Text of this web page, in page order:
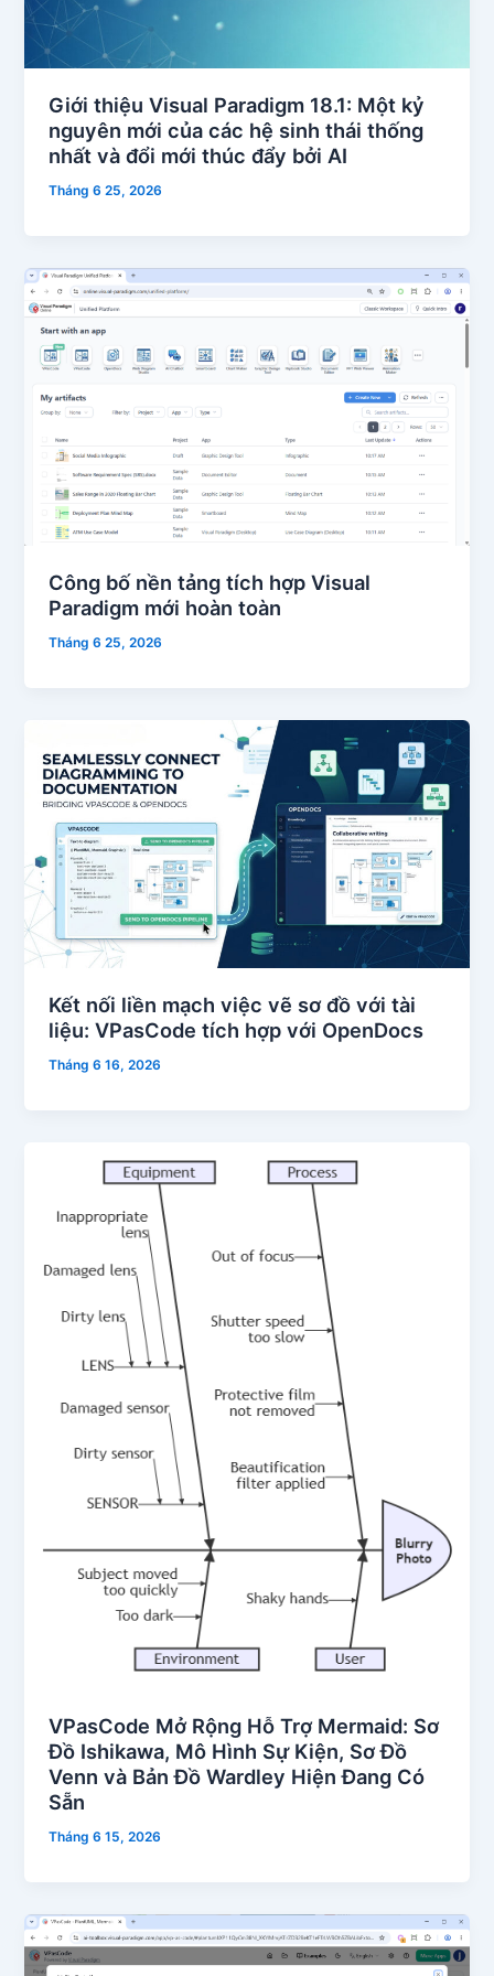
Giới thiệu Visual Paradigm 18.1: Một kỷ
nguyên mới của các hệ sinh thái thống
nhất và đổi mới thúc đẩy bởi AI
Tháng 6 25, 2026
Công bố nền tảng tích hợp Visual
Paradigm mới hoàn toàn
Tháng 6 25, 2026
Kết nối liền mạch việc vẽ sơ đồ với tài
liệu: VPasCode tích hợp với OpenDocs
Tháng 6 16, 2026
VPasCode Mở Rộng Hỗ Trợ Mermaid: Sơ
Đồ Ishikawa, Mô Hình Sự Kiện, Sơ Đồ
Venn và Bản Đồ Wardley Hiện Đang Có
Sẵn
Tháng 6 15, 2026